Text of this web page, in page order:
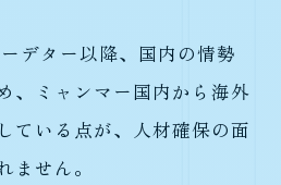
デター以降、国内の情勢
、ミャンマー国内から海外
ている点が、人材確保の面
ません。